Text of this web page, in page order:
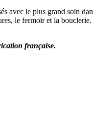
avec le plus grand soin
le fermoir et la bouclerie.
française.